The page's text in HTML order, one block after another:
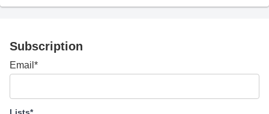
Subscription
Email*
Lists*